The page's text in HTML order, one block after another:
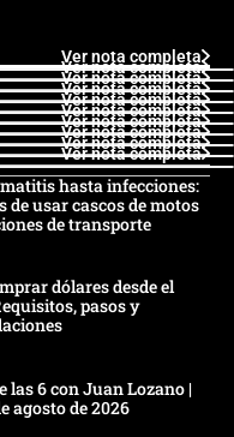
Ver nota completa
Ver nota completa
Ver nota completa
Ver nota completa
Ver nota completa
Ver nota completa
Ver nota completa
Ver nota completa
Ver nota completa
Ver nota completa
hasta infecciones:
de usar cascos de motos
de transporte
dólares desde el
pasos y
las 6 con Juan Lozano |
agosto de 2026